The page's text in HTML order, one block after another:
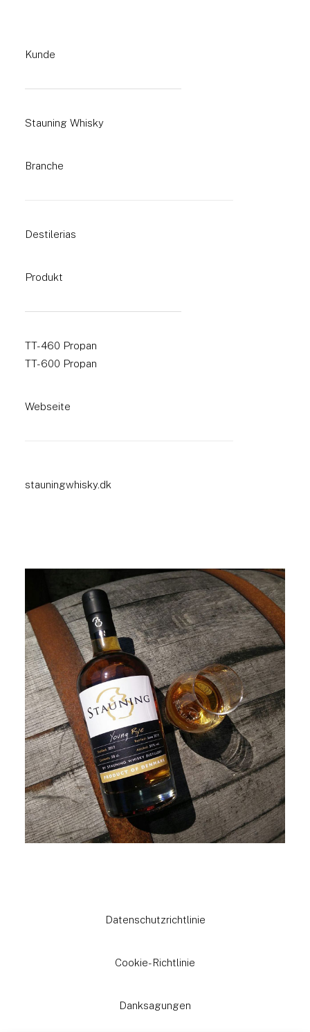
Kunde
Stauning Whisky
Branche
Destilerias
Produkt
TT-460 Propan
TT-600 Propan
Webseite
stauningwhisky.dk
Datenschutzrichtlinie
Cookie-Richtlinie
Danksagungen